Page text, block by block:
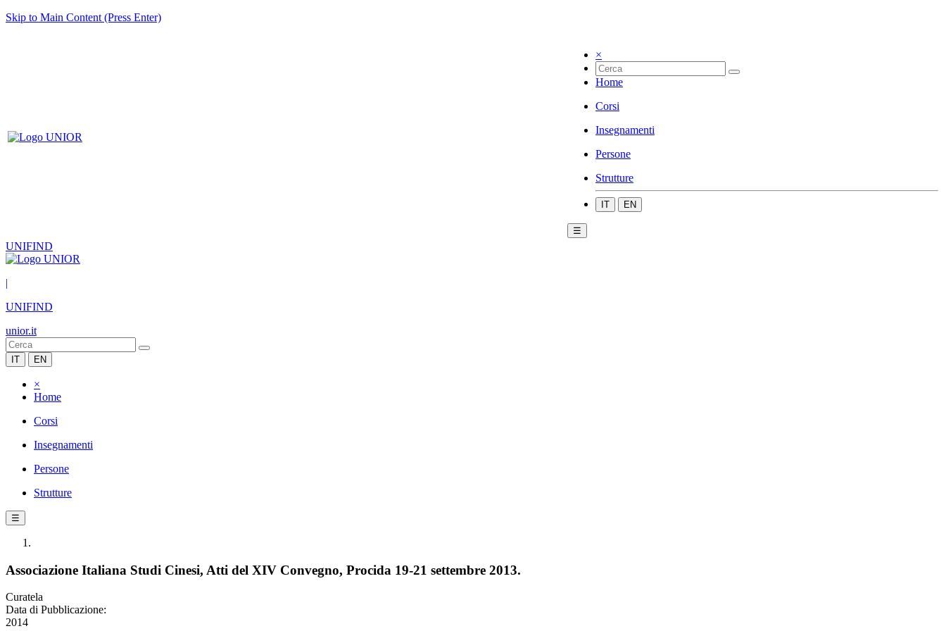
Skip to Main Content (Press Enter)
×
Home
Corsi
Insegnamenti
Persone
Strutture
IT EN
☰
UNIFIND
|
UNIFIND
unior.it
IT EN
×
Home
Corsi
Insegnamenti
Persone
Strutture
☰
Associazione Italiana Studi Cinesi, Atti del XIV Convegno, Procida 19-21 settembre 2013.
Curatela
Data di Pubblicazione:
2014